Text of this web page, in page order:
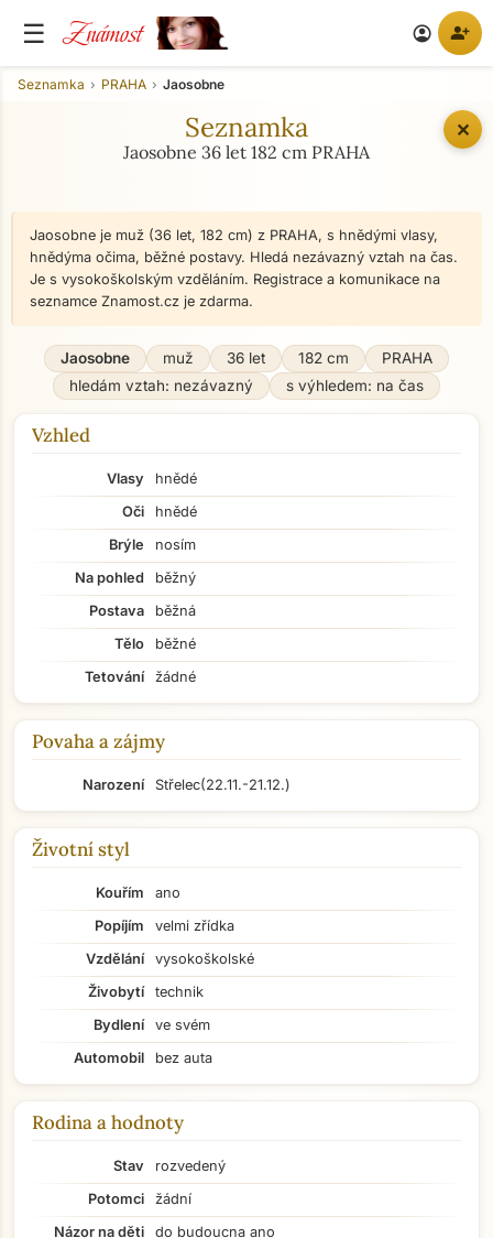
☰ Známost account_circle person_add
✕
Seznamka PRAHA Jaosobne
Seznamka
Jaosobne 36 let 182 cm PRAHA
Jaosobne je muž (36 let, 182 cm) z PRAHA, s hnědými vlasy,
hnědýma očima, běžné postavy. Hledá nezávazný vztah na čas.
Je s vysokoškolským vzděláním. Registrace a komunikace na
seznamce Znamost.cz je zdarma.
Jaosobne muž 36 let 182 cm
PRAHA
hledám vztah: nezávazný
s výhledem: na čas
Vzhled
Vlasy
hnědé
Oči
hnědé
Brýle
nosím
Na pohled
běžný
Postava
běžná
Tělo
běžné
Tetování
žádné
Povaha a zájmy
Narození Střelec(22.11.-21.12.)
Životní styl
Kouřím
ano
Popíjím
velmi zřídka
Vzdělání
vysokoškolské
Živobytí
technik
Bydlení
ve svém
Automobil
bez auta
Rodina a hodnoty
Stav
rozvedený
Potomci
žádní
Názor na děti
do budoucna ano